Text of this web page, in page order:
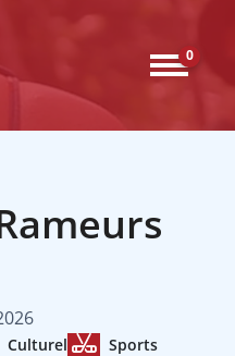
0
Culturel Sports